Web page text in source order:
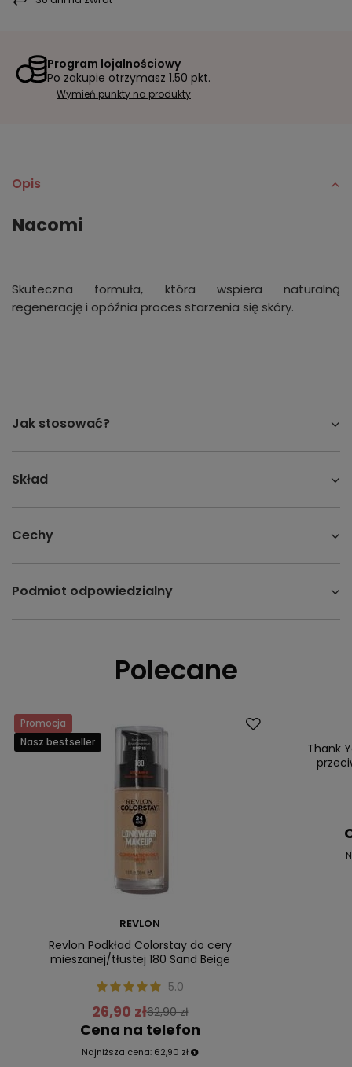
Program lojalnościowy
Po zakupie otrzymasz 1.50 pkt.
Wymień punkty na produkty
Opis
Nacomi
Skuteczna formuła, która wspiera naturalną
regenerację i opóźnia proces starzenia się skóry.
Jak stosować?
Skład
Cechy
Podmiot odpowiedzialny
Polecane
Promocja
Nasz bestseller
REVLON
Revlon Podkład Colorstay do cery
mieszanej/tłustej 180 Sand Beige
5.0
26,90 zł62,90 zł
Cena na telefon
Najniższa cena: 62,90 zł
NaszThank